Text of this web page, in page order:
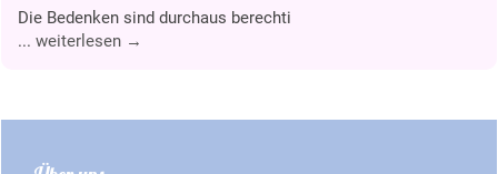
Die Bedenken sind durchaus berechti
... weiterlesen →